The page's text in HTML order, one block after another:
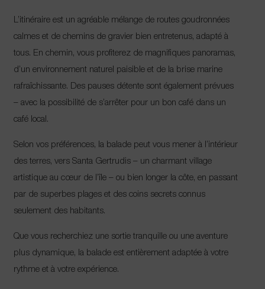
L’itinéraire est un agréable mélange de routes goudronnées
calmes et de chemins de gravier bien entretenus, adapté à
tous. En chemin, vous profiterez de magnifiques panoramas,
d’un environnement naturel paisible et de la brise marine
rafraîchissante. Des pauses détente sont également prévues
– avec la possibilité de s’arrêter pour un bon café dans un
café local.
Selon vos préférences, la balade peut vous mener à l’intérieur
des terres, vers Santa Gertrudis – un charmant village
artistique au cœur de l’île – ou bien longer la côte, en passant
par de superbes plages et des coins secrets connus
seulement des habitants.
Que vous recherchiez une sortie tranquille ou une aventure
plus dynamique, la balade est entièrement adaptée à votre
rythme et à votre expérience.